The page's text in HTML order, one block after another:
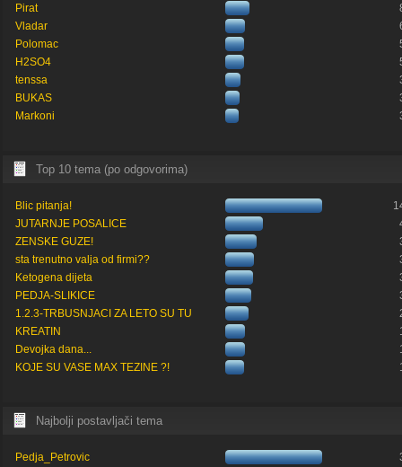
Pirat
Vladar
Polomac
H2SO4
tenssa
BUKAS
Markoni
Top 10 tema (po odgovorima)
Blic pitanja!
JUTARNJE POSALICE
ZENSKE GUZE!
sta trenutno valja od firmi??
Ketogena dijeta
PEDJA-SLIKICE
1.2.3-TRBUSNJACI ZA LETO SU TU
KREATIN
Devojka dana...
KOJE SU VASE MAX TEZINE ?!
Najbolji postavljači tema
Pedja_Petrovic